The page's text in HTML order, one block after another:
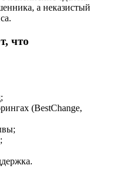
а неказистый
что
(BestChange,